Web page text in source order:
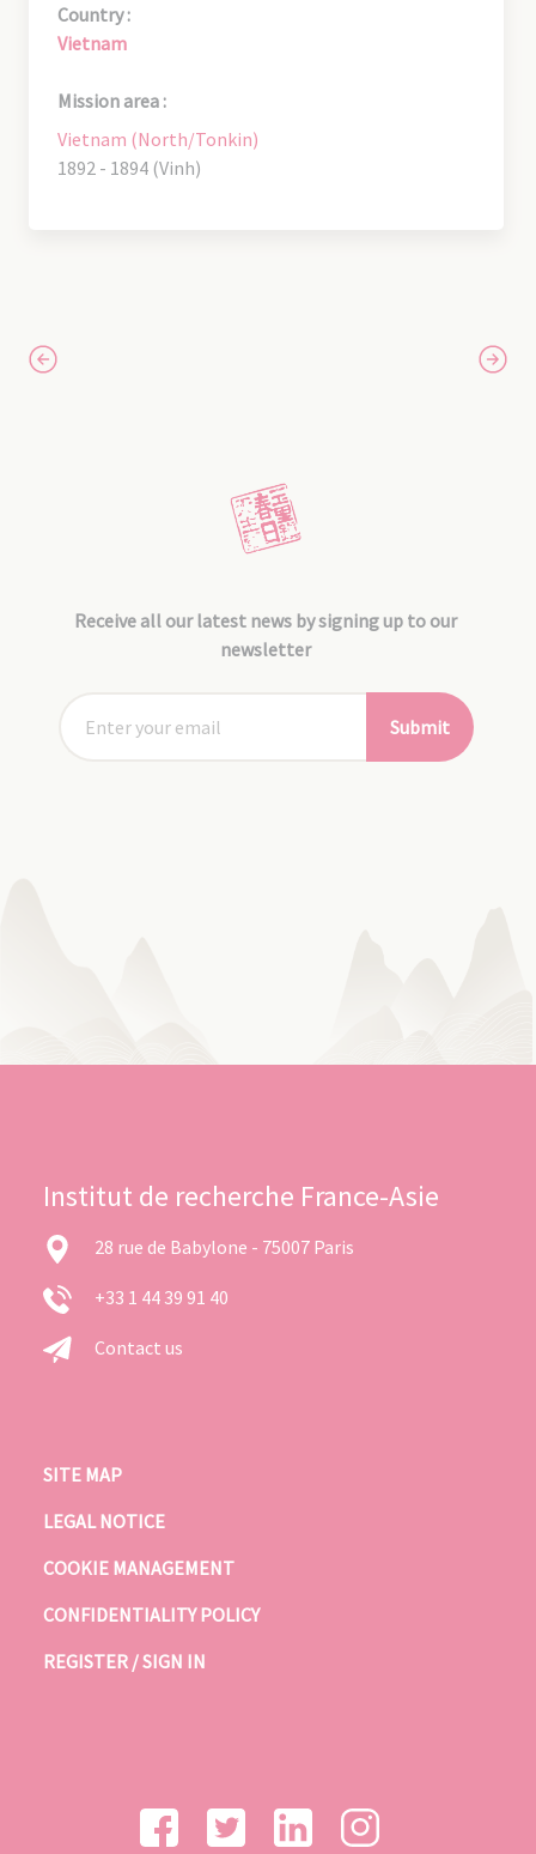
Country :
Vietnam
Mission area :
Vietnam (North/Tonkin)
1892 - 1894 (Vinh)
Receive all our latest news by signing up to our
newsletter
Submit
Institut de recherche France-Asie
28 rue de Babylone - 75007 Paris
+33 1 44 39 91 40
Contact us
SITE MAP
LEGAL NOTICE
COOKIE MANAGEMENT
CONFIDENTIALITY POLICY
REGISTER / SIGN IN